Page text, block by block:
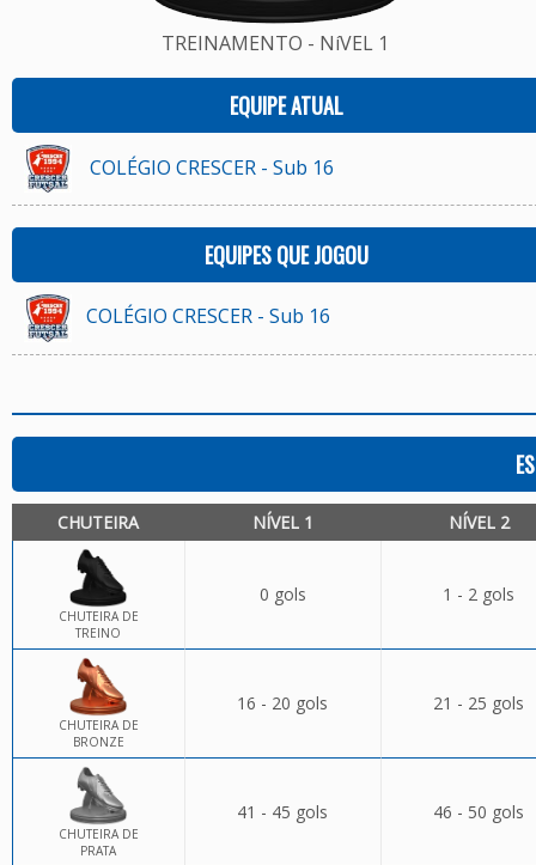
TREINAMENTO - NíVEL 1
EQUIPE ATUAL
COLÉGIO CRESCER - Sub 16
EQUIPES QUE JOGOU
COLÉGIO CRESCER - Sub 16
CHUTEIRA NÍVEL 1 NÍVEL 2
CHUTEIRA DE
TREINO
0 gols 1 - 2 gols
CHUTEIRA DE
BRONZE
16 - 20 gols 21 - 25 gols
CHUTEIRA DE
PRATA
41 - 45 gols 46 - 50 gols